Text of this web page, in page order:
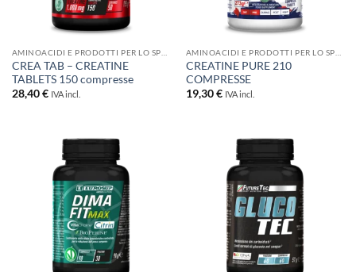
CREA TAB – CREATINE
TABLETS 150 compresse
28,40€ IVA incl.
CREATINE PURE 210
COMPRESSE
19,30€ IVA incl.